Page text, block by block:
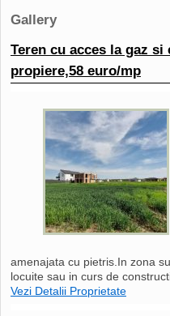
Gallery
Teren cu acces la gaz
propiere,58 euro/mp
amenajata cu pietris.In zona
locuite sau in curs de
Vezi Detalii Proprietate